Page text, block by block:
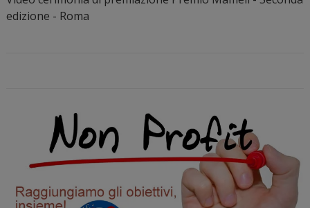
edizione - Roma